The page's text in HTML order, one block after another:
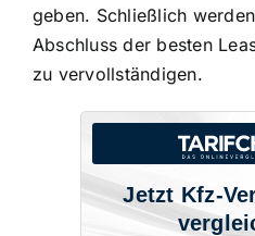
geben. Schließlich
Abschluss der besten
zu vervollständigen.
Jetzt Kfz-